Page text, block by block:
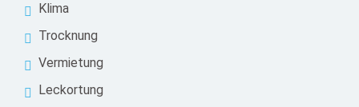
Klima
Trocknung
Vermietung
Leckortung